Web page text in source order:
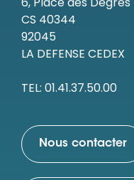
CS 40344
92045
LA DEFENSE CEDEX
TEL: 01.41.37.50.00
Nous contacter